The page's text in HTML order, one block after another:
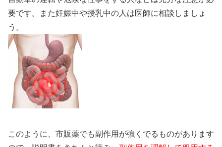
要です。また妊娠中や授乳中の人は医師に相談しましょ
う。
このように、市販薬でも副作用が強くでるものがあります